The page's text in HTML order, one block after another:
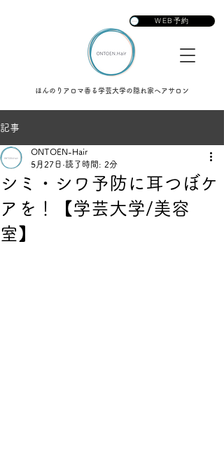
WEB予約
ほんのりアロマ香る学芸大学の隠れ家ヘアサロン
記事
シミ・シワ予防に耳つぼケ
アを！【学芸大学/美容
室】
ONTOEN-Hair
5月27日 読了時間: 2分